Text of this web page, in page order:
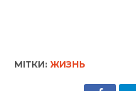
МІТКИ: ЖИЗНЬ